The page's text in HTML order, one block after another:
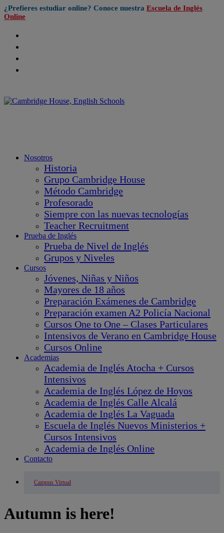
¿Prefieres estudiar online? Conoce nuestra Escuela de Inglés
Online
Nosotros
Historia
Grupo Cambridge House
Método Cambridge
Profesorado
Siempre con las nuevas tecnologías
Teacher Recruitment
Prueba de Inglés
Prueba de Nivel de Inglés
Grupos y Niveles
Cursos
Jóvenes, Niñas y Niños
Mayores de 18 años
Preparación Exámenes de Cambridge
Preparación examen A2 Policía Nacional
Cursos One to One – Clases Particulares
Intensivos de Verano en Cambridge House
Cursos Online
Academias
Academia de Inglés Atocha + Cursos
Intensivos
Academia de Inglés López de Hoyos
Academia de Inglés Calle Alcalá
Academia de Inglés La Vaguada
Escuela de Inglés Nuevos Ministerios +
Cursos Intensivos
Academia de Inglés Online
Contacto
Campus Virtual
Autumn is here!